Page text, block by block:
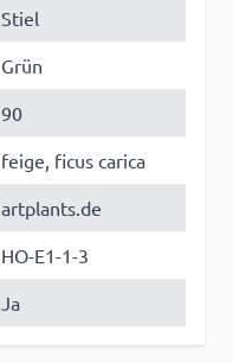
Stiel
Grün
90
feige, ficus carica
artplants.de
HO-E1-1-3
Ja